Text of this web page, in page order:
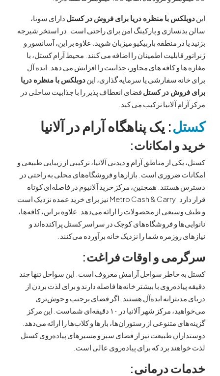
با منظره دریا برای فروش در کستلدارای سونا،
و پارکینگ امن برای راحتی است. در استخر شیرجه
در منطقه باربیکیو میزبان شوید. علاوه بر این، آسانسور و
قابلیت اطمینان را اضافه می کنند. محیط آرام کستل، با
و کافه های مجاور، جذابیت را افزایش می دهد. ایده آل
سفارشی یا سرمایه گذاری، ایندوبلکس با منظره دریا
در کستلفضای انعطاف پذیر را با جذابیت ساحلی در
آلانیا ترکیب می کند.
: یک پناهگاه آرام در آلانیا
و امکانات:
از مناطق آرام و دیدنی آلانیا، ترکیبی از زیبایی طبیعی و
ضروری است. بازارها و فروشگاه‌های محلی به راحتی در
همچنین، مرکز خرید آلانیوم در فاصله‌ای کوتاه
قرار دارد. Metro Cash & Carry نیز برای خرید عمده نزدیک است
از محصولات را ارائه می‌دهد. علاوه بر این، کافه‌ها،
و فروشگاه‌های کوچک در سراسر کستل پراکنده‌اند و
روزمره شما را نزدیک خانه برآورده می‌کنند.
و اوقات فراغت:
خاطر سواحل آرامش معروف است. این سواحل تنها چند
با بیشتر خانه‌ها فاصله دارند و برای لذت بردن از
ایده‌آل هستند. اگر فضای پرجنب و جوش‌تری
می‌خواهید، مرکز شهر آلانیا در ۱۰ دقیقه‌ای شماست. این مرکز
متنوعی از رستوران‌ها، بارها و کلاب‌ها را ارائه می‌دهد.
طبیعت نیز از فضای سبز و مسیرهای پیاده‌روی کستل
برد که برای پیاده‌روی عالی است.
درمانی: